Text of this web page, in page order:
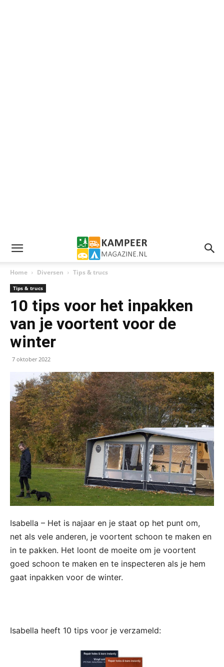
Home Diversen Tips & trucs
Tips & trucs
10 tips voor het inpakken
van je voortent voor de
winter
7 oktober 2022
Isabella – Het is najaar en je staat op het punt om,
net als vele anderen, je voortent schoon te maken en
in te pakken. Het loont de moeite om je voortent
goed schoon te maken en te inspecteren als je hem
gaat inpakken voor de winter.
Isabella heeft 10 tips voor je verzameld: